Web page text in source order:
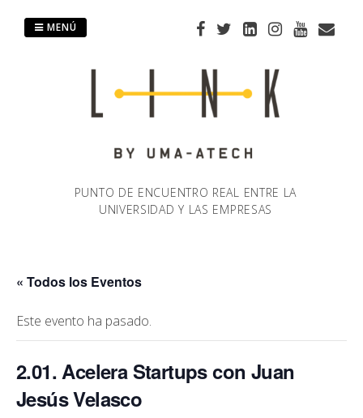
PUNTO DE ENCUENTRO REAL ENTRE LA
UNIVERSIDAD Y LAS EMPRESAS
MENÚ
« Todos los Eventos
Este evento ha pasado.
2.01. Acelera Startups con Juan
Jesús Velasco